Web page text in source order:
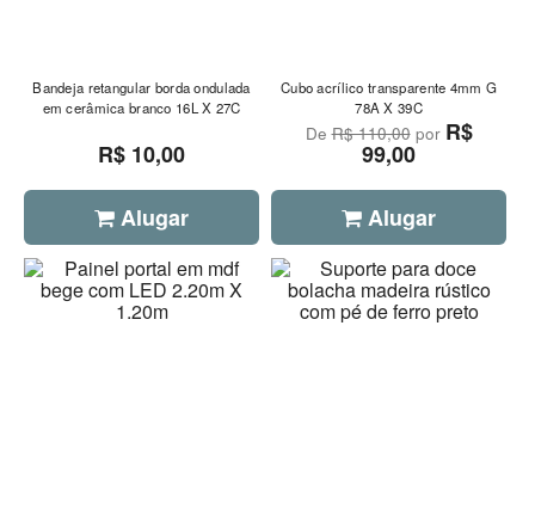
Bandeja retangular borda ondulada
em cerâmica branco 16L X 27C
R$ 10,00
Alugar
Cubo acrílico transparente 4mm G
78A X 39C
DeR$ 110,00por R$
99,00
Alugar